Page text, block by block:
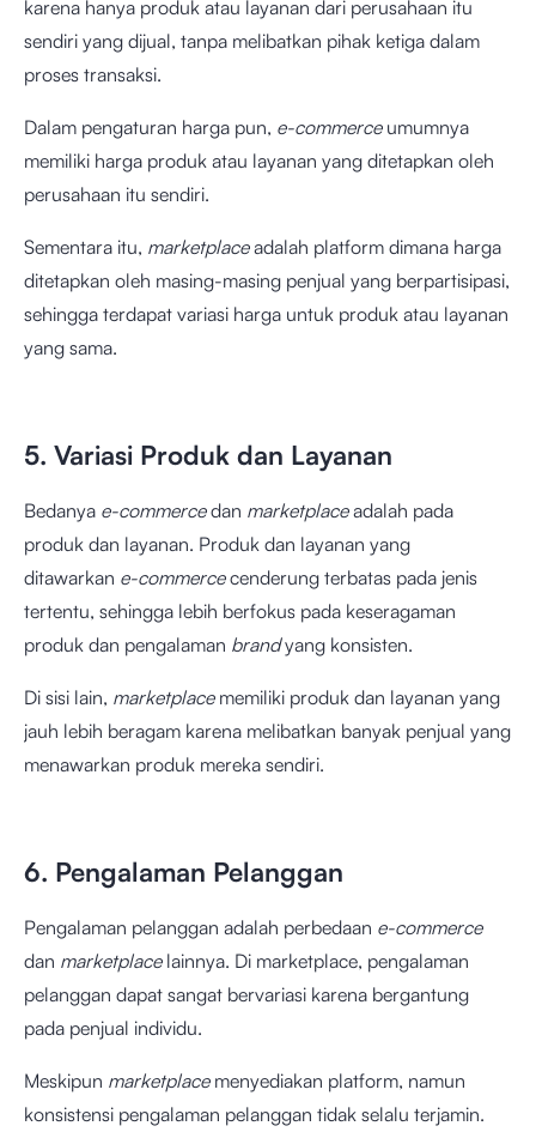
karena hanya produk atau layanan dari perusahaan itu
sendiri yang dijual, tanpa melibatkan pihak ketiga dalam
proses transaksi.
Dalam pengaturan harga pun, e-commerceumumnya
memiliki harga produk atau layanan yang ditetapkan oleh
perusahaan itu sendiri.
Sementara itu, marketplaceadalah platform dimana harga
ditetapkan oleh masing-masing penjual yang berpartisipasi,
sehingga terdapat variasi harga untuk produk atau layanan
yang sama.
5. Variasi Produk dan Layanan
Bedanya e-commercedan marketplaceadalah pada
produk dan layanan. Produk dan layanan yang
ditawarkan e-commercecenderung terbatas pada jenis
tertentu, sehingga lebih berfokus pada keseragaman
produk dan pengalaman brandyang konsisten.
Di sisi lain, marketplacememiliki produk dan layanan yang
jauh lebih beragam karena melibatkan banyak penjual yang
menawarkan produk mereka sendiri.
6. Pengalaman Pelanggan
Pengalaman pelanggan adalah perbedaan e-commerce
dan marketplacelainnya. Di marketplace, pengalaman
pelanggan dapat sangat bervariasi karena bergantung
pada penjual individu.
Meskipun marketplacemenyediakan platform, namun
konsistensi pengalaman pelanggan tidak selalu terjamin.